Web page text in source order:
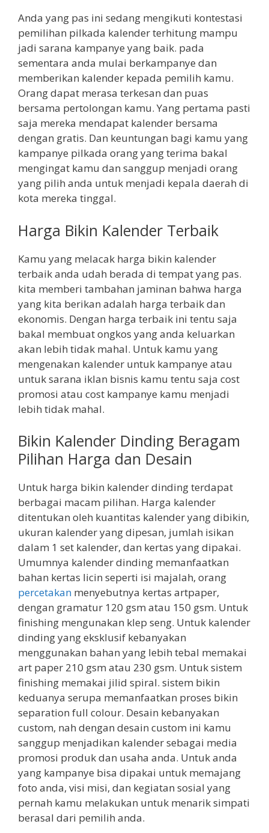
Anda yang pas ini sedang mengikuti kontestasi
pemilihan pilkada kalender terhitung mampu
jadi sarana kampanye yang baik. pada
sementara anda mulai berkampanye dan
memberikan kalender kepada pemilih kamu.
Orang dapat merasa terkesan dan puas
bersama pertolongan kamu. Yang pertama pasti
saja mereka mendapat kalender bersama
dengan gratis. Dan keuntungan bagi kamu yang
kampanye pilkada orang yang terima bakal
mengingat kamu dan sanggup menjadi orang
yang pilih anda untuk menjadi kepala daerah di
kota mereka tinggal.
Harga Bikin Kalender Terbaik
Kamu yang melacak harga bikin kalender
terbaik anda udah berada di tempat yang pas.
kita memberi tambahan jaminan bahwa harga
yang kita berikan adalah harga terbaik dan
ekonomis. Dengan harga terbaik ini tentu saja
bakal membuat ongkos yang anda keluarkan
akan lebih tidak mahal. Untuk kamu yang
mengenakan kalender untuk kampanye atau
untuk sarana iklan bisnis kamu tentu saja cost
promosi atau cost kampanye kamu menjadi
lebih tidak mahal.
Bikin Kalender Dinding Beragam
Pilihan Harga dan Desain
Untuk harga bikin kalender dinding terdapat
berbagai macam pilihan. Harga kalender
ditentukan oleh kuantitas kalender yang dibikin,
ukuran kalender yang dipesan, jumlah isikan
dalam 1 set kalender, dan kertas yang dipakai.
Umumnya kalender dinding memanfaatkan
bahan kertas licin seperti isi majalah, orang
percetakan menyebutnya kertas artpaper,
dengan gramatur 120 gsm atau 150 gsm. Untuk
finishing mengunakan klep seng. Untuk kalender
dinding yang eksklusif kebanyakan
menggunakan bahan yang lebih tebal memakai
art paper 210 gsm atau 230 gsm. Untuk sistem
finishing memakai jilid spiral. sistem bikin
keduanya serupa memanfaatkan proses bikin
separation full colour. Desain kebanyakan
custom, nah dengan desain custom ini kamu
sanggup menjadikan kalender sebagai media
promosi produk dan usaha anda. Untuk anda
yang kampanye bisa dipakai untuk memajang
foto anda, visi misi, dan kegiatan sosial yang
pernah kamu melakukan untuk menarik simpati
berasal dari pemilih anda.